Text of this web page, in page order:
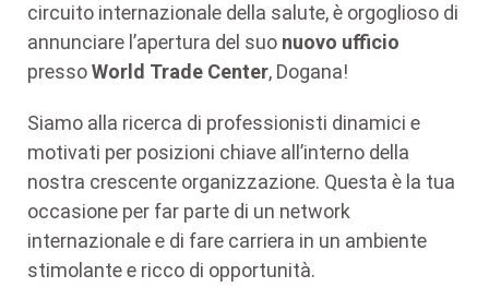
circuito internazionale della salute, è orgoglioso di
annunciare l’apertura del suo nuovo ufficio
pressoWorld Trade Center, Dogana!
Siamo alla ricerca di professionisti dinamici e
motivati per posizioni chiave all’interno della
nostra crescente organizzazione. Questa è la tua
occasione per far parte di un network
internazionale e di fare carriera in un ambiente
stimolante e ricco di opportunità.